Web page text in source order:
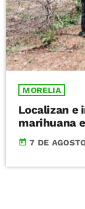
MORELIA
Localizan e
marihuana
today 7 DE